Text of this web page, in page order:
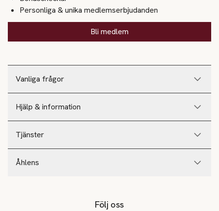
Vanliga frågor
Hjälp & information
Tjänster
Åhlens
Personliga & unika medlemserbjudanden
Bli medlem
Följ oss